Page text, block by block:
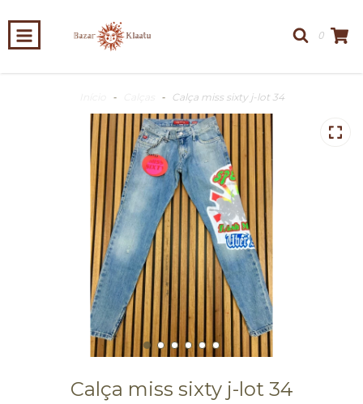
0
- - Calça miss sixty j-lot 34
Calça miss sixty j-lot 34